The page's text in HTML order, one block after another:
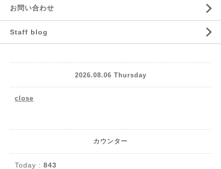
お問い合わせ
Staff blog
2026.08.06 Thursday
close
カウンター
Today : 843